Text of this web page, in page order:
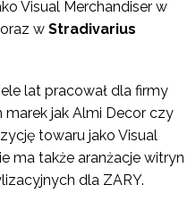
Visual Merchandiser w
w Stradivarius
lat pracował dla firmy
marek jak Almi Decor czy
towaru jako Visual
ma także aranżacje witryn
dla ZARY.